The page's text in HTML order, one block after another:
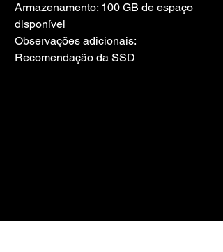
Armazenamento: 100 GB de espaço
disponível
Observações adicionais:
Recomendação da SSD